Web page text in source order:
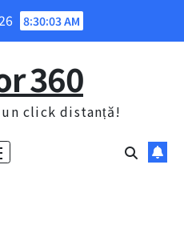
8:30:04 AM
360
click distanță!